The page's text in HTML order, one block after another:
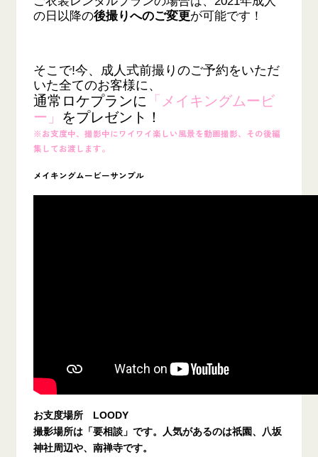
の日以降の後撮りへのご変更が可能です！
そこで!今、成人式前撮りのご予約をいただ
いた全てのお客様に、
通常ロケプランに 「 メイキングムービ
ー」
をプレゼント！
※お支度中、撮影中にワイワイ楽しい風景を動画撮影、その後編
集してお渡します。
メイキングムービーサンプル
お支度場所 LOODY
撮影場所は「要相談」です。人気があるのは祇園、八坂
神社周辺や、南禅寺です。